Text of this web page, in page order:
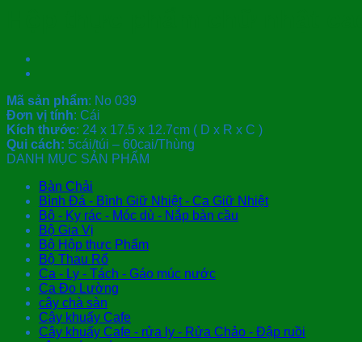
Mã sản phẩm: No 039
Đơn vị tính: Cái
Kích thước: 24 x 17.5 x 12.7cm ( D x R x C )
Qui cách: 5cái/túi – 60cai/Thùng
DANH MỤC SẢN PHẨM
Bàn Chải
Bình Đá - Bình Giữ Nhiệt - Ca Giữ Nhiệt
Bô - Ky rác - Móc dù - Nắp bàn cầu
Bộ Gia Vị
Bộ Hộp thực Phẩm
Bộ Thau Rổ
Ca - Ly - Tách - Gáo múc nước
Ca Đo Lường
cây chà sàn
Cây khuấy Cafe
Cây khuấy Cafe - rửa ly - Rửa Chảo - Đập ruồi